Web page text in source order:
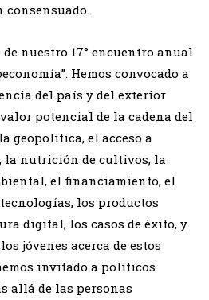
de nuestro 17° encuentro anual
Hemos convocado a
del país y del exterior
potencial de la cadena del
geopolítica, el acceso a
la nutrición de cultivos, la
el financiamiento, el
los productos
digital, los casos de éxito, y
jóvenes acerca de estos
invitado a políticos
allá de las personas